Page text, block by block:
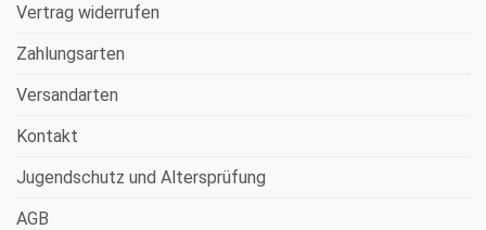
Vertrag widerrufen
Zahlungsarten
Versandarten
Kontakt
Jugendschutz und Altersprüfung
AGB